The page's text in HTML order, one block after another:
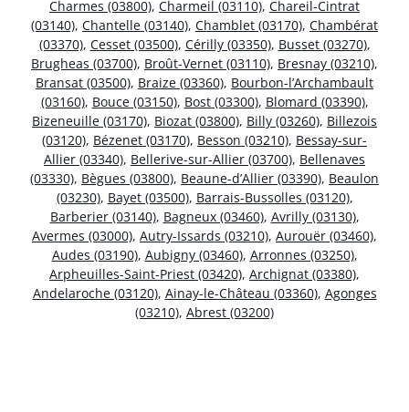
Charmes (03800), Charmeil (03110), Chareil-Cintrat
(03140), Chantelle (03140), Chamblet (03170), Chambérat
(03370), Cesset (03500), Cérilly (03350), Busset (03270),
Brugheas (03700), Broût-Vernet (03110), Bresnay (03210),
Bransat (03500), Braize (03360), Bourbon-l’Archambault
(03160), Bouce (03150), Bost (03300), Blomard (03390),
Bizeneuille (03170), Biozat (03800), Billy (03260), Billezois
(03120), Bézenet (03170), Besson (03210), Bessay-sur-
Allier (03340), Bellerive-sur-Allier (03700), Bellenaves
(03330), Bègues (03800), Beaune-d’Allier (03390), Beaulon
(03230), Bayet (03500), Barrais-Bussolles (03120),
Barberier (03140), Bagneux (03460), Avrilly (03130),
Avermes (03000), Autry-Issards (03210), Aurouër (03460),
Audes (03190), Aubigny (03460), Arronnes (03250),
Arpheuilles-Saint-Priest (03420), Archignat (03380),
Andelaroche (03120), Ainay-le-Château (03360), Agonges
(03210), Abrest (03200)